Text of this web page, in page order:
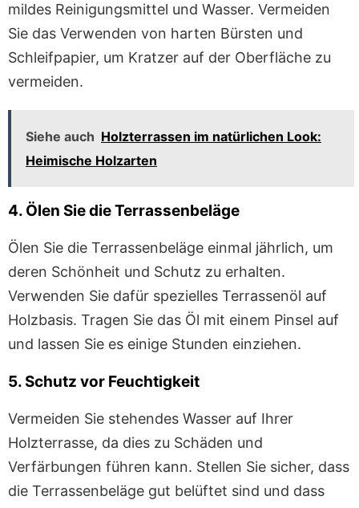
mildes Reinigungsmittel und Wasser. Vermeiden
Sie das Verwenden von harten Bürsten und
Schleifpapier, um Kratzer auf der Oberfläche zu
vermeiden.
Siehe auch Holzterrassen im natürlichen Look:
Heimische Holzarten
4. Ölen Sie die Terrassenbeläge
Ölen Sie die Terrassenbeläge einmal jährlich, um
deren Schönheit und Schutz zu erhalten.
Verwenden Sie dafür spezielles Terrassenöl auf
Holzbasis. Tragen Sie das Öl mit einem Pinsel auf
und lassen Sie es einige Stunden einziehen.
5. Schutz vor Feuchtigkeit
Vermeiden Sie stehendes Wasser auf Ihrer
Holzterrasse, da dies zu Schäden und
Verfärbungen führen kann. Stellen Sie sicher, dass
die Terrassenbeläge gut belüftet sind und dass